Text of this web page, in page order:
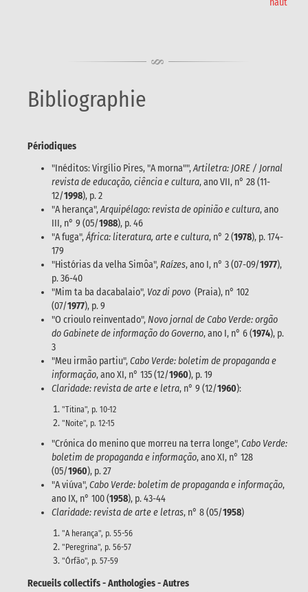
haut
Bibliographie
Périodiques
"Inéditos: Virgílio Pires, "A morna"",Artiletra: JORE / Jornal
revista de educação, ciência e cultura, ano VII, n° 28 (11-
12/1998), p. 2
"A herança",Arquipélago: revista de opinião e cultura, ano
III, n° 9 (05/1988), p. 46
"A fuga",África: literatura, arte e cultura, n° 2 (1978), p. 174-
179
"Histórias da velha Simôa",Raízes, ano I, n° 3 (07-09/1977),
p. 36-40
"Mim ta ba dacabalaio", Voz di povo (Praia), n° 102
(07/1977), p. 9
"O crioulo reinventado",Novo jornal de Cabo Verde: orgão
do Gabinete de informação do Governo, ano I, n° 6 (1974), p.
3
"Meu irmão partiu",Cabo Verde: boletim de propaganda e
informação, ano XI, n° 135 (12/1960), p. 19
Claridade: revista de arte e letra, n° 9 (12/1960):
"Titina", p. 10-12
"Noite", p. 12-15
"Crónica do menino que morreu na terra longe",Cabo Verde:
boletim de propaganda e informação, ano XI, n° 128
(05/1960), p. 27
"A viúva",Cabo Verde: boletim de propaganda e informação,
ano IX, n° 100 (1958), p. 43-44
Claridade: revista de arte e letras, n° 8 (05/1958)
"A herança", p. 55-56
"Peregrina", p. 56-57
"Órfão", p. 57-59
Recueils collectifs - Anthologies - Autres